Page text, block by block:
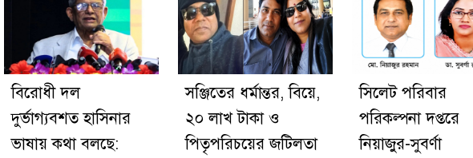
বিরোধী দল
দুর্ভাগ্যবশত হাসিনার
ভাষায় কথা বলছে:
সঞ্জিতের ধর্মান্তর, বিয়ে,
২০ লাখ টাকা ও
পিতৃপরিচয়ের জটিলতা
সিলেট পরিবার
পরিকল্পনা দপ্তরে
নিয়াজুর-সুবর্ণা